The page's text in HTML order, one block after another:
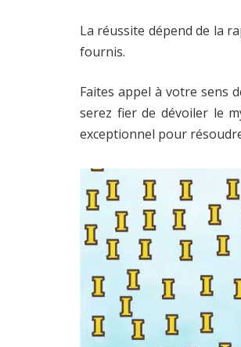
La réussite dépend de la
fournis.
Faites appel à votre sens
serez fier de dévoiler le
exceptionnel pour